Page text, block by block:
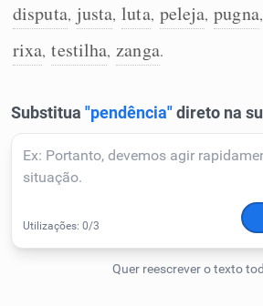
Corrigir Texto
Humanizador de IA
Cata-letras
disputa, justa, luta, peleja, pugna,
rixa, testilha, zanga.